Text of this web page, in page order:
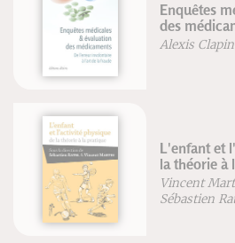
Enquêtes
des
Alexis Clapin
L'enfant et
la théorie à
Vincent
Sébastien